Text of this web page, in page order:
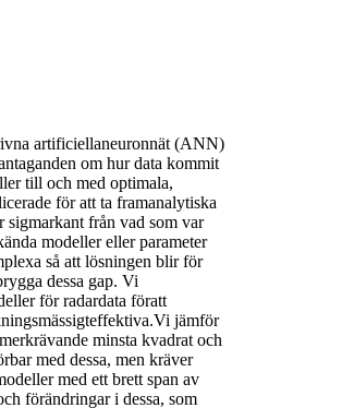
artificiellaneuronnät (ANN)
om hur data kommit
till och med optimala,
för att ta framanalytiska
från vad som var
modeller eller parameter
så att lösningen blir för
dessa gap. Vi
för radardata föratt
jämför
minsta kvadrat och
med dessa, men kräver
med ett brett span av
förändringar i dessa, som